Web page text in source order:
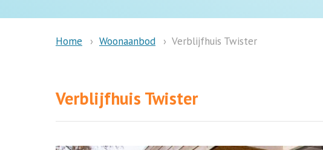
Home Woonaanbod Verblijfhuis Twister
Verblijfhuis Twister